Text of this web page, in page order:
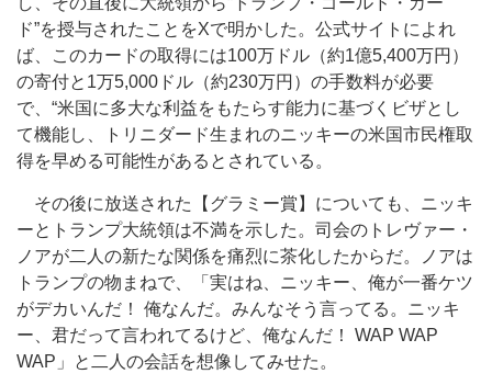
ド”を授与されたことをXで明かした。公式サイトによれ
ば、このカードの取得には100万ドル（約1億5,400万円）
の寄付と1万5,000ドル（約230万円）の手数料が必要
で、“米国に多大な利益をもたらす能力に基づくビザとし
て機能し、トリニダード生まれのニッキーの米国市民権取
得を早める可能性があるとされている。
その後に放送された【グラミー賞】についても、ニッキ
ーとトランプ大統領は不満を示した。司会のトレヴァー・
ノアが二人の新たな関係を痛烈に茶化したからだ。ノアは
トランプの物まねで、「実はね、ニッキー、俺が一番ケツ
がデカいんだ！ 俺なんだ。みんなそう言ってる。ニッキ
ー、君だって言われてるけど、俺なんだ！ WAP WAP
WAP」と二人の会話を想像してみせた。